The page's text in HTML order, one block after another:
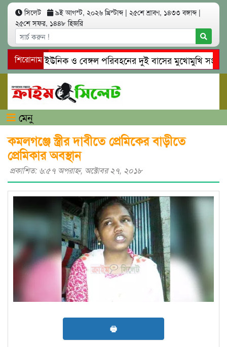
সিলেট ৯ই আগস্ট, ২০২৬ খ্রিস্টাব্দ | ২৫শে শ্রাবণ, ১৪৩৩ বঙ্গাব্দ |
২৫শে সফর, ১৪৪৮ হিজরি
শিরোনাম
সিলেটে ইউনিক ও বেঙ্গল পরিবহনের দুই বাসের মুখোমুখি সং’ঘ’র্ষে
গোয়াইনঘাটে প্রেমের ফাঁদে তরুণী পাচার: মাদকাসক্ত রিমালকে
মেনু
কমলগঞ্জে স্ত্রীর দাবীতে প্রেমিকের বাড়ীতে
প্রেমিকার অবস্থান
প্রকাশিত: ৬:৫৭ অপরাহ্ণ, অক্টোবর ২৭, ২০১৮
🖶